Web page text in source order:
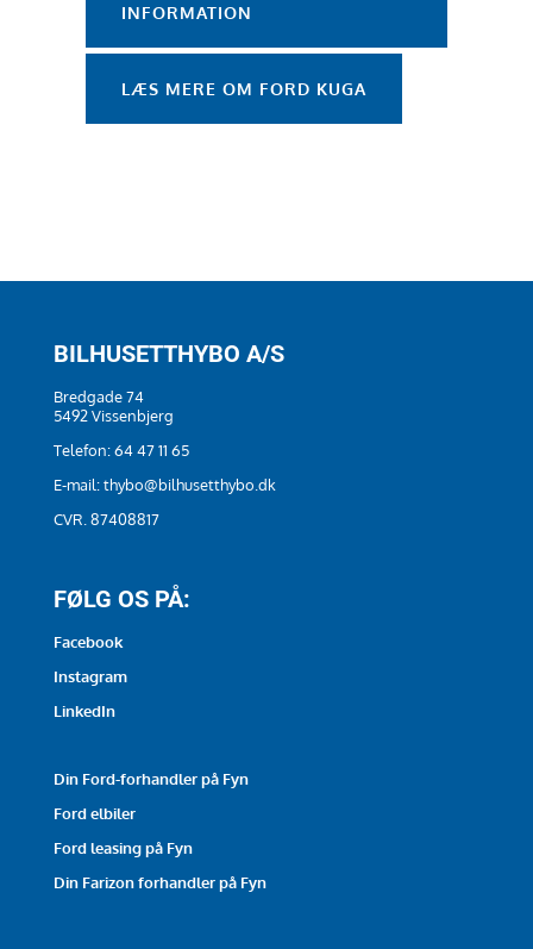
INFORMATION
LÆS MERE OM FORD KUGA
BILHUSETTHYBO A/S
Bredgade 74
5492 Vissenbjerg
Telefon:64 47 11 65
E-mail:thybo@bilhusetthybo.dk
CVR. 87408817
FØLG OS PÅ:
Facebook
Instagram
LinkedIn
Din Ford-forhandler på Fyn
Ford elbiler
Ford leasing på Fyn
Din Farizon forhandler på Fyn